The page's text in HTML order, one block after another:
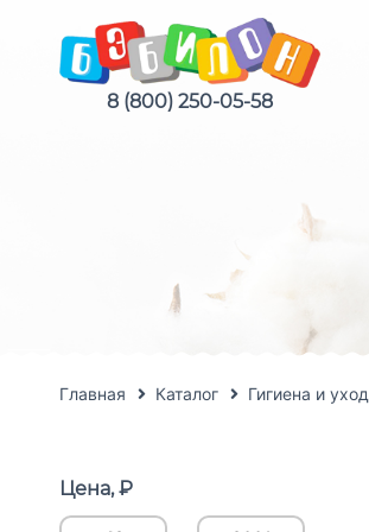
8 (800) 250-05-58
Главная Каталог Гигиена и уход
Цена, ₽